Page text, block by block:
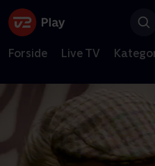
Forside Live TV